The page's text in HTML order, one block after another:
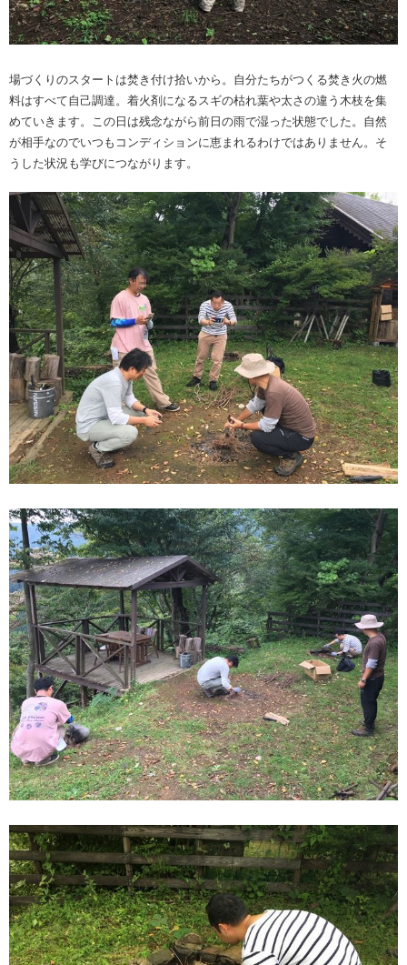
場づくりのスタートは焚き付け拾いから。自分たちがつくる焚き火の燃
料はすべて自己調達。着火剤になるスギの枯れ葉や太さの違う木枝を集
めていきます。この日は残念ながら前日の雨で湿った状態でした。自然
が相手なのでいつもコンディションに恵まれるわけではありません。そ
うした状況も学びにつながります。